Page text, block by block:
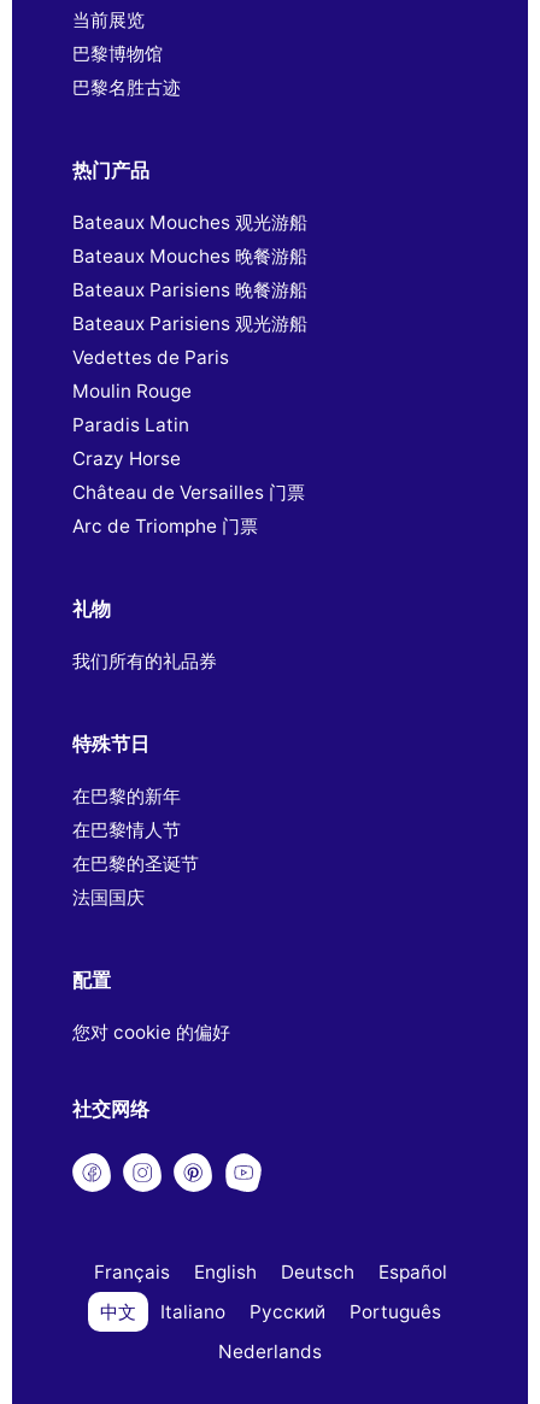
当前展览
巴黎博物馆
巴黎名胜古迹
热门产品
Bateaux Mouches 观光游船
Bateaux Mouches 晚餐游船
Bateaux Parisiens 晚餐游船
Bateaux Parisiens 观光游船
Vedettes de Paris
Moulin Rouge
Paradis Latin
Crazy Horse
Château de Versailles 门票
Arc de Triomphe 门票
礼物
我们所有的礼品券
特殊节日
在巴黎的新年
在巴黎情人节
在巴黎的圣诞节
法国国庆
配置
您对 cookie 的偏好
社交网络
Français English Deutsch
Español
中文
Italiano Русский
Português
Nederlands